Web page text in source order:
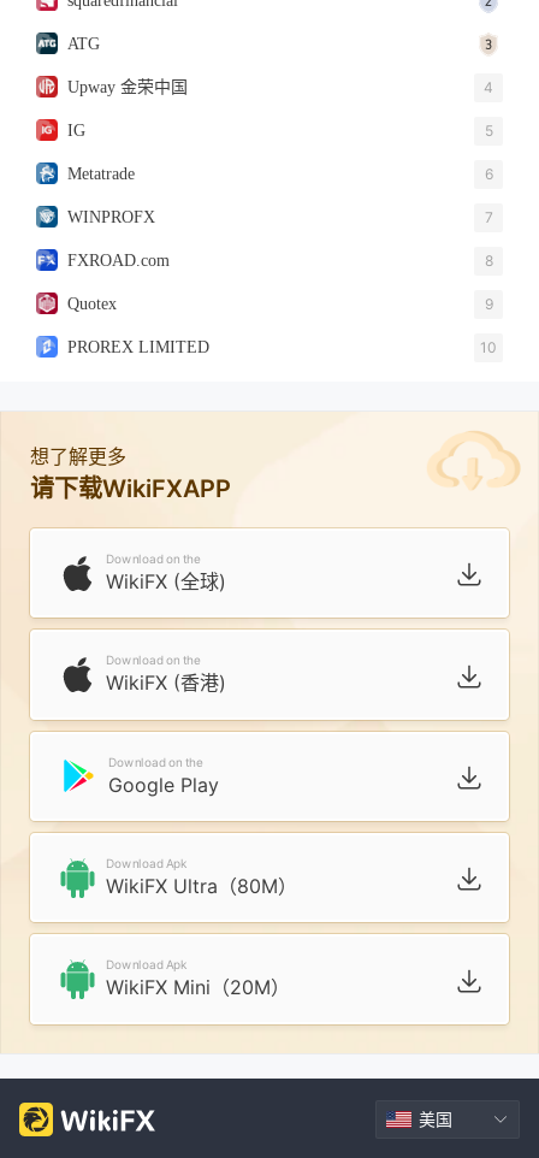
ATG
Upway 金荣中国 4
IG 5
Metatrade 6
WINPROFX 7
FXROAD.com 8
Quotex 9
PROREX LIMITED 10
想了解更多
请下载WikiFXAPP
Download on the
WikiFX (全球)
Download on the
WikiFX (香港)
Download on the
Google Play
Download Apk
WikiFX Ultra（80M）
Download Apk
WikiFX Mini（20M）
美国